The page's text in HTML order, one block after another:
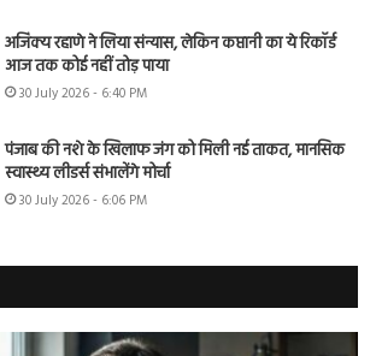
अजिंक्य रहाणे ने लिया संन्यास, लेकिन कप्तानी का ये रिकॉर्ड
आज तक कोई नहीं तोड़ पाया
30 July 2026 - 6:40 PM
पंजाब की नशे के खिलाफ जंग को मिली नई ताकत, मानसिक
स्वास्थ्य लीडर्स संभालेंगे मोर्चा
30 July 2026 - 6:06 PM